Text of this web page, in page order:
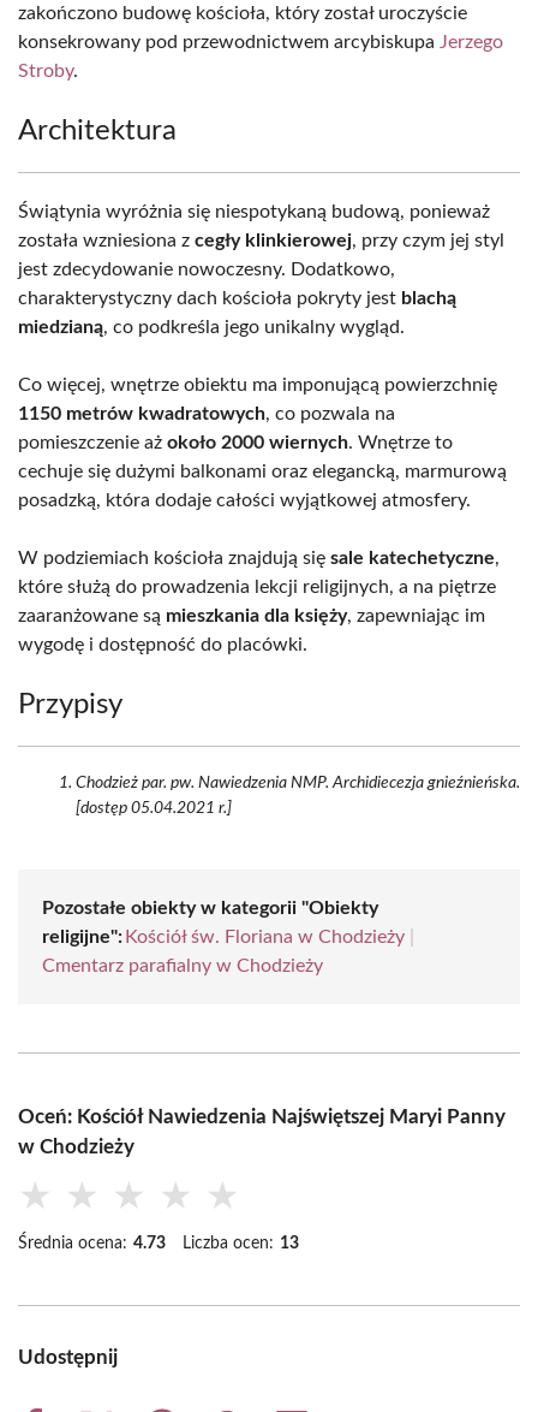
zakończono budowę kościoła, który został uroczyście
konsekrowany pod przewodnictwem arcybiskupa Jerzego
Stroby.
Architektura
Świątynia wyróżnia się niespotykaną budową, ponieważ
została wzniesiona z cegły klinkierowej, przy czym jej styl
jest zdecydowanie nowoczesny. Dodatkowo,
charakterystyczny dach kościoła pokryty jest blachą
miedzianą, co podkreśla jego unikalny wygląd.
Co więcej, wnętrze obiektu ma imponującą powierzchnię
1150 metrów kwadratowych, co pozwala na
pomieszczenie aż około 2000 wiernych. Wnętrze to
cechuje się dużymi balkonami oraz elegancką, marmurową
posadzką, która dodaje całości wyjątkowej atmosfery.
W podziemiach kościoła znajdują się sale katechetyczne,
które służą do prowadzenia lekcji religijnych, a na piętrze
zaaranżowane są mieszkania dla księży, zapewniając im
wygodę i dostępność do placówki.
Przypisy
Chodzież par. pw. Nawiedzenia NMP. Archidiecezja gnieźnieńska.
[dostęp 05.04.2021 r.]
Pozostałe obiekty w kategorii "Obiekty
religijne": Kościół św. Floriana w Chodzieży
Cmentarz parafialny w Chodzieży
Oceń: Kościół Nawiedzenia Najświętszej Maryi Panny
w Chodzieży
★ ★ ★ ★ ★
Średnia ocena: 4.73 Liczba ocen: 13
Udostępnij